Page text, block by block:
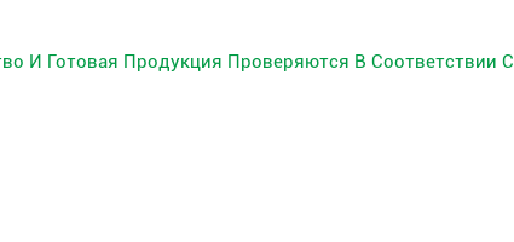
И Готовая Продукция Проверяются В Соответствии С